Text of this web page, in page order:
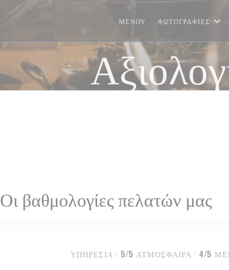
ΜΕΝΟΎ ΦΩΤΟΓΡΑΦΊΕΣ
Οι βαθμολογίες πελατών μας
ΥΠΗΡΕΣΊΑ : 5/5 ΑΤΜΌΣΦΑΙΡΑ : 4/5